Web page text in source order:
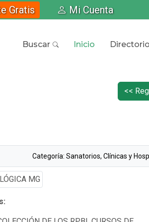
Gratis Mi Cuenta
Buscar Inicio
<<
Categoría: Sanatorios, Clínicas y